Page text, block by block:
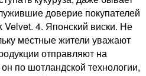
доверие покупателей
4. Японский виски. Не
местные жители уважают
отправляют на
по шотландской технологии,